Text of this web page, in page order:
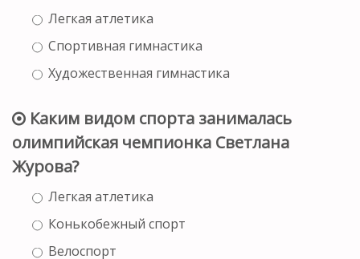
Легкая атлетика
Спортивная гимнастика
Художественная гимнастика
Каким видом спорта занималась
олимпийская чемпионка Светлана
Журова?
Легкая атлетика
Конькобежный спорт
Велоспорт